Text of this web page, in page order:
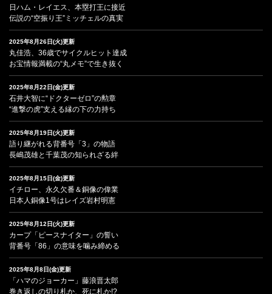
日ハム・レイエス、本塁打王に接近
伝説の“空振り王”ミッチェルの真実
2025年8月26日(火)更新
丸佳浩、36歳でサイクルヒット達成
お宝情報満載の“丸メモ”で生き抜く
2025年8月22日(金)更新
石井大智に“ドクターゼロ”の勲章
“進撃の虎”支える縁の下の力持ち
2025年8月19日(火)更新
語り継がれる背番号「3」の物語
長嶋茂雄と千葉茂の知られざる絆
2025年8月15日(金)更新
イチロー、永久欠番＆銅像の偉業
日本人銅像1号はレイズ岩村明憲
2025年8月12日(火)更新
カープ「ピースナイター」の誓い
背番号「86」の意味を噛み締める
2025年8月8日(金)更新
「ハマのジョーカー」藤浪晋太郎
巻き返しの切り札か、死に札か!?